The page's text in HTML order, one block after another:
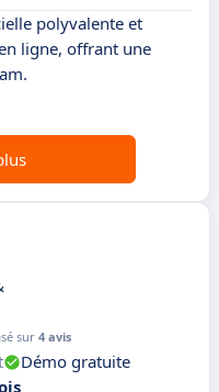
polyvalente et
ligne, offrant une
sur 4 avis
Démo gratuite